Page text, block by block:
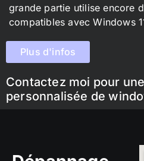
grande partie utilise encore
compatibles avec Windows
Plus d'infos
Contactez moi pour
personnalisée de